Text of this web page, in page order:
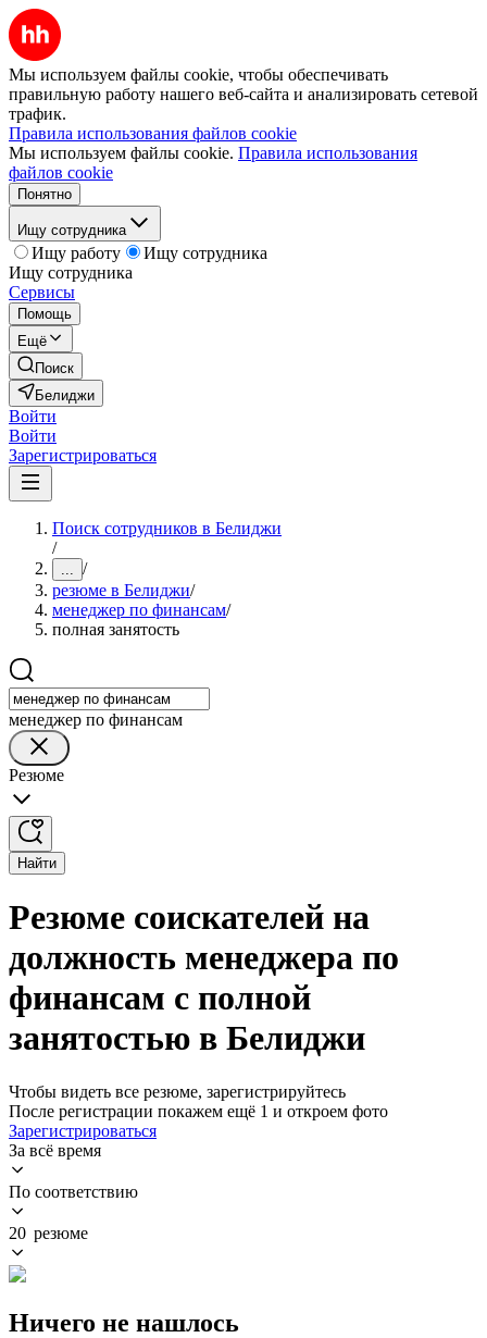
Мы используем файлы cookie, чтобы обеспечивать
правильную работу нашего веб-сайта и анализировать сетевой
трафик.
Правила использования файлов cookie
Мы используем файлы cookie. Правила использования
файлов cookie
Понятно
Ищу сотрудника
Ищу работу
Ищу сотрудника
Ищу сотрудника
Сервисы
Помощь
Ещё
Поиск
Белиджи
Войти
Войти
Зарегистрироваться
Поиск сотрудников в Белиджи
/
... /
резюме в Белиджи/
менеджер по финансам/
полная занятость
менеджер по финансам
Резюме
Найти
Резюме соискателей на
должность менеджера по
финансам с полной
занятостью в Белиджи
Чтобы видеть все резюме, зарегистрируйтесь
После регистрации покажем ещё 1 и откроем фото
Зарегистрироваться
За всё время
По соответствию
20 резюме
Ничего не нашлось